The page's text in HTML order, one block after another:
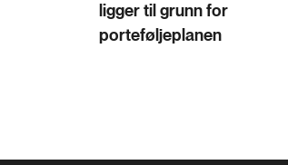
ligger til grunn for
porteføljeplanen